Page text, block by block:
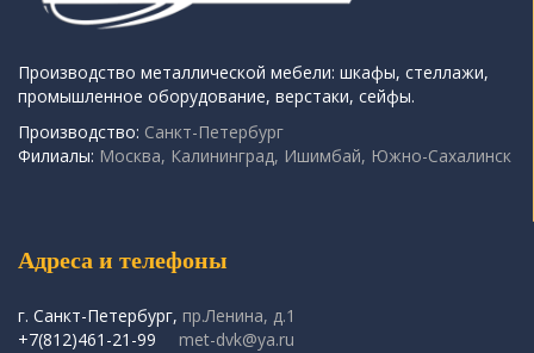
Производство металлической мебели: шкафы, стеллажи,
промышленное оборудование, верстаки, сейфы.
Производство: Санкт-Петербург
Филиалы: Москва, Калининград, Ишимбай, Южно-Сахалинск
Адреса и телефоны
г. Санкт-Петербург, пр.Ленина, д.1
+7(812)461-21-99
met-dvk@ya.ru